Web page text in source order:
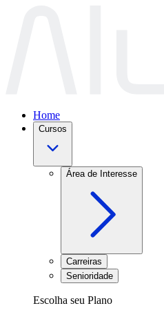
Home
Cursos
Área de Interesse
Carreiras
Senioridade
Escolha seu Plano